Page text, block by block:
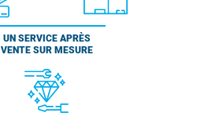
UN SERVICE APRÈS
VENTE SUR MESURE